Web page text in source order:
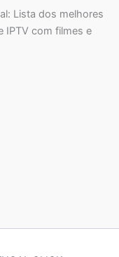
Lista dos melhores
IPTV com filmes e